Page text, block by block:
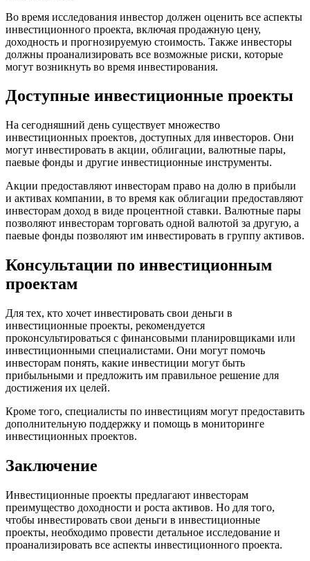
Во время исследования инвестор должен оценить все аспекты
инвестиционного проекта, включая продажную цену,
доходность и прогнозируемую стоимость. Также инвесторы
должны проанализировать все возможные риски, которые
могут возникнуть во время инвестирования.
Доступные инвестиционные проекты
На сегодняшний день существует множество
инвестиционных проектов, доступных для инвесторов. Они
могут инвестировать в акции, облигации, валютные пары,
паевые фонды и другие инвестиционные инструменты.
Акции предоставляют инвесторам право на долю в прибыли
и активах компании, в то время как облигации предоставляют
инвесторам доход в виде процентной ставки. Валютные пары
позволяют инвесторам торговать одной валютой за другую, а
паевые фонды позволяют им инвестировать в группу активов.
Консультации по инвестиционным
проектам
Для тех, кто хочет инвестировать свои деньги в
инвестиционные проекты, рекомендуется
проконсультироваться с финансовыми планировщиками или
инвестиционными специалистами. Они могут помочь
инвесторам понять, какие инвестиции могут быть
прибыльными и предложить им правильное решение для
достижения их целей.
Кроме того, специалисты по инвестициям могут предоставить
дополнительную поддержку и помощь в мониторинге
инвестиционных проектов.
Заключение
Инвестиционные проекты предлагают инвесторам
преимущество доходности и роста активов. Но для того,
чтобы инвестировать свои деньги в инвестиционные
проекты, необходимо провести детальное исследование и
проанализировать все аспекты инвестиционного проекта.